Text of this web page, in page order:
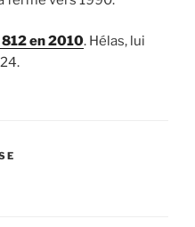
812 en 2010. Hélas, lui